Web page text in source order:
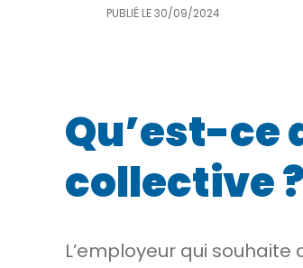
PUBLIÉ LE30/09/2024
Qu’est-ce
collective ?
L’employeur qui